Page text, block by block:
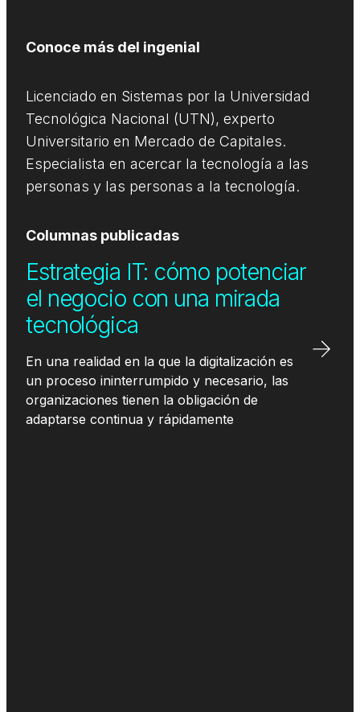
Conoce más del ingenial
Licenciado en Sistemas por la Universidad
Tecnológica Nacional (UTN), experto
Universitario en Mercado de Capitales.
Especialista en acercar la tecnología a las
personas y las personas a la tecnología.
Columnas publicadas
Estrategia IT: cómo potenciar
el negocio con una mirada
tecnológica
En una realidad en la que la digitalización es
un proceso ininterrumpido y necesario, las
organizaciones tienen la obligación de
adaptarse continua y rápidamente